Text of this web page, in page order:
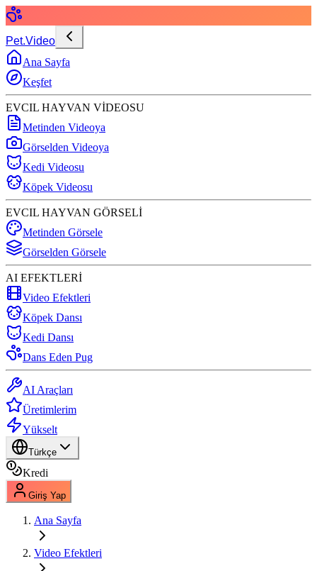
Pet.Video
Ana Sayfa
Keşfet
EVCIL HAYVAN VİDEOSU
Metinden Videoya
Görselden Videoya
Kedi Videosu
Köpek Videosu
EVCIL HAYVAN GÖRSELİ
Metinden Görsele
Görselden Görsele
AI EFEKTLERİ
Video Efektleri
Köpek Dansı
Kedi Dansı
Dans Eden Pug
AI Araçları
Üretimlerim
Yükselt
Türkçe
Kredi
Giriş Yap
Ana Sayfa
Video Efektleri